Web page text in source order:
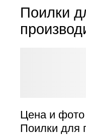
Поилки
Цена и фото
Поилки для